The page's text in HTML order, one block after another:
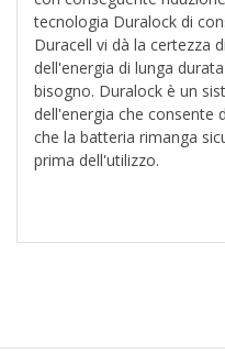
tecnologia Duralock di
Duracell vi dà la certezza
dell'energia di lunga
bisogno. Duralock è un
dell'energia che consente
che la batteria rimanga
prima dell'utilizzo.